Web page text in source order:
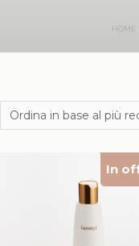
HOME
In